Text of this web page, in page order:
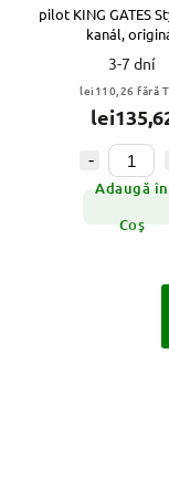
pilot KING GATES
kanál,
3-7 dní
lei110,26 fără
Adaugă în
Coş